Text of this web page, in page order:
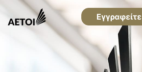
Εγγραφείτε